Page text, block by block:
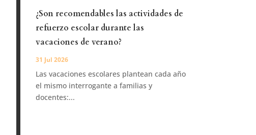
¿Son recomendables las actividades de
refuerzo escolar durante las
vacaciones de verano?
31 Jul 2026
Las vacaciones escolares plantean cada año
el mismo interrogante a familias y
docentes:...